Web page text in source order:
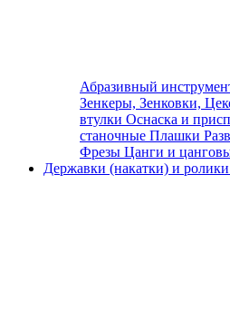
Абразивный
Зенкеры, Зенковки,
втулки Оснаска и
станочные Плашки
Фрезы Цанги и
Державки (накатки) и ролики